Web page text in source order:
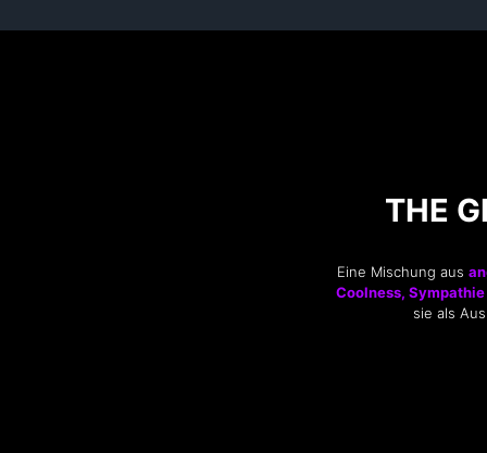
THE
Eine Mischung aus
Coolness,
sie als